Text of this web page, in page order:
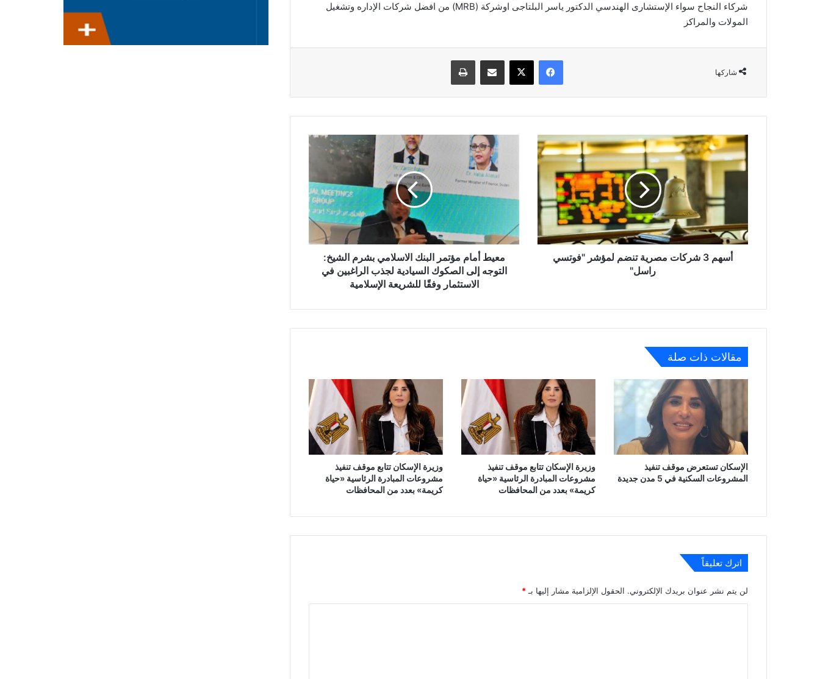
شركاء النجاح سواء الإستشارى الهندسي الدكتور ياسر البلتاجى اوشركة (MRB) من افضل شركات الإداره وتشغيل
المولات والمراكز
شاركها
فيسبوك ‫X مشاركة عبر البريد طباعة
أسهم
3
شركات
راسل"
أسهم 3 شركات مصرية تنضم لمؤشر "فوتسي
راسل"
التوجه
إلى
الصكوك
السيادية
في
معيط أمام مؤتمر البنك الاسلامي بشرم الشيخ:
التوجه إلى الصكوك السيادية لجذب الراغبين في
الاستثمار وفقًا للشريعة الإسلامية
مقالات ذات صلة
الإسكان تستعرض موقف تنفيذ
المشروعات السكنية في 5 مدن جديدة
وزيرة الإسكان تتابع موقف تنفيذ
مشروعات المبادرة الرئاسية «حياة
كريمة» بعدد من المحافظات
وزيرة الإسكان تتابع موقف تنفيذ
مشروعات المبادرة الرئاسية «حياة
كريمة» بعدد من المحافظات
اترك تعليقاً
لن يتم نشر عنوان بريدك الإلكتروني. الحقول الإلزامية مشار إليها بـ*